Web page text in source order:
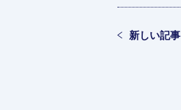
新しい記事